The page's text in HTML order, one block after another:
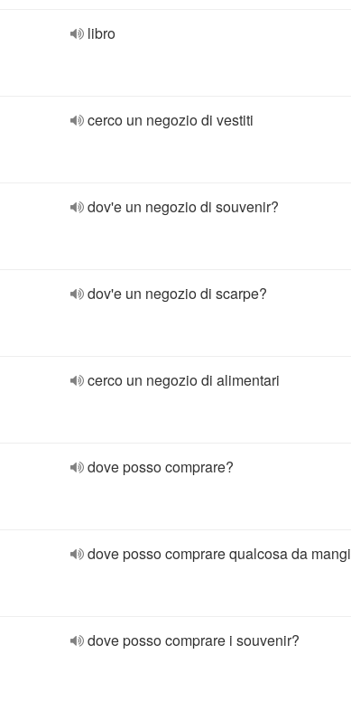
libro
cerco un negozio di vestiti
dov'e un negozio di souvenir?
dov'e un negozio di scarpe?
cerco un negozio di alimentari
dove posso comprare?
dove posso comprare qualcosa da
dove posso comprare i souvenir?